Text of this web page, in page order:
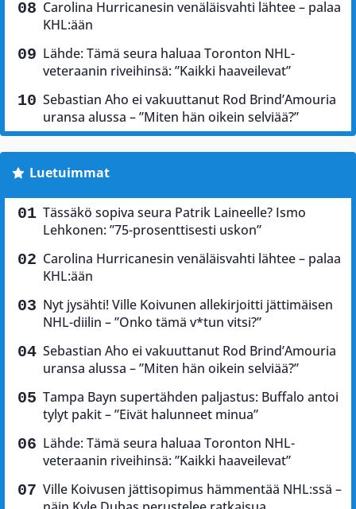
Carolina Hurricanesin venäläisvahti lähtee – palaa
KHL:ään
Lähde: Tämä seura haluaa Toronton NHL-
veteraanin riveihinsä: ”Kaikki haaveilevat”
Sebastian Aho ei vakuuttanut Rod Brind’Amouria
uransa alussa – ”Miten hän oikein selviää?”
Luetuimmat
Tässäkö sopiva seura Patrik Laineelle? Ismo
Lehkonen: ”75-prosenttisesti uskon”
Carolina Hurricanesin venäläisvahti lähtee – palaa
KHL:ään
Nyt jysähti! Ville Koivunen allekirjoitti jättimäisen
NHL-diilin – ”Onko tämä v*tun vitsi?”
Sebastian Aho ei vakuuttanut Rod Brind’Amouria
uransa alussa – ”Miten hän oikein selviää?”
Tampa Bayn supertähden paljastus: Buffalo antoi
tylyt pakit – ”Eivät halunneet minua”
Lähde: Tämä seura haluaa Toronton NHL-
veteraanin riveihinsä: ”Kaikki haaveilevat”
Ville Koivusen jättisopimus hämmentää NHL:ssä –